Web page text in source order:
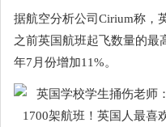
据航空分析公司Cirium称，
之前英国航班起飞数量的
年7月份增加11%。